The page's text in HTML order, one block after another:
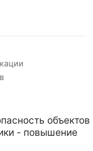
объектов
- повышение